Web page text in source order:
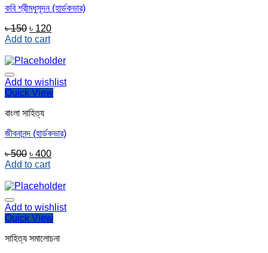
কবি শ্রীমধুসূদন (হার্ডকভার)
৳150 Original
price
৳ 150.
৳ 120Current
৳ 120.
Add to cart
Add to wishlist
Quick View
বাংলা সাহিত্য
জীবনানন্দ (হার্ডকভার)
৳500 Original
price
৳ 500.
৳ 400Current
৳ 400.
Add to cart
Add to wishlist
Quick View
সাহিত্য সমালোচনা